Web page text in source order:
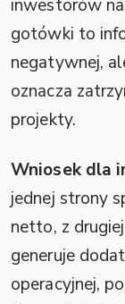
inwestorów
gotówki to
negatywnej,
oznacza
projekty.
Wniosek dla
jednej strony
netto, z
generuje
operacyjnej,